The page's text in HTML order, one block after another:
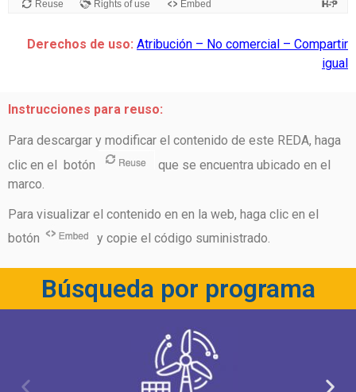
Derechos de uso: Atribución – No comercial – Compartir
igual
Instrucciones para reuso:
Para descargar y modificar el contenido de este REDA, haga
clic en el botón
que se encuentra ubicado en el
marco.
Para visualizar el contenido en en la web, haga clic en el
botón
y copie el código suministrado.
Búsqueda por programa